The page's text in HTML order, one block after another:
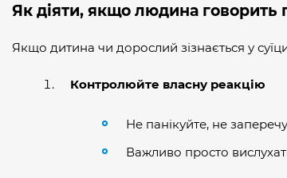
Як діяти, якщо людина говорить
Якщо дитина чи дорослий зізнається у
Контролюйте власну реакцію
Не панікуйте, не
Важливо просто